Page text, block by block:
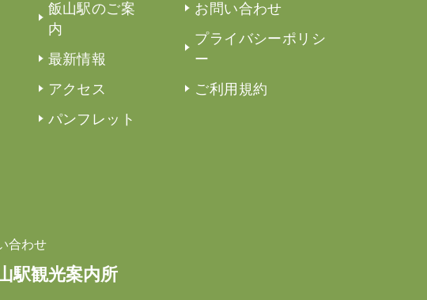
飯山駅のご案
内
最新情報
アクセス
パンフレット
お問い合わせ
プライバシーポリシ
ー
ご利用規約
合わせ
駅観光案内所